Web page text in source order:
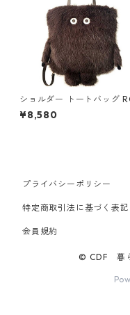
ショルダー トートバッグ
TOTE CRYPTID 3617 ルー
ト EU.トール.2way.クリプテ
¥8,580
プライバシーポリシー
特定商取引法に基づく表記
会員規約
© CDF 暮